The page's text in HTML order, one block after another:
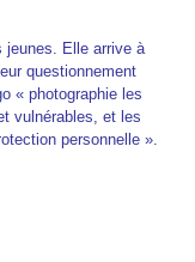
jeunes. Elle arrive à
questionnement
« photographie les
vulnérables, et les
personnelle ».